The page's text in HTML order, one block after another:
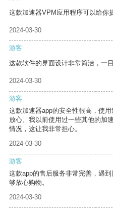
这款加速器VPM应用程序可以给你
2024-03-30
游客
这款软件的界面设计非常简洁，一目
2024-03-30
游客
这款加速器app的安全性很高，使
放心。我以前使用过一些其他的加
情况，这让我非常担心。
2024-03-30
游客
这款app的售后服务非常完善，遇
够放心购物。
2024-03-30